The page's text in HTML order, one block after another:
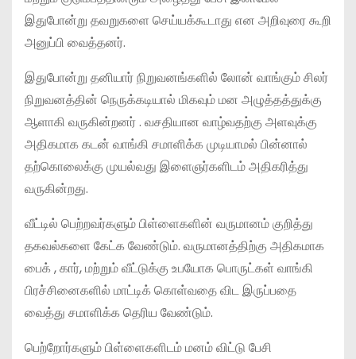
இதுபோன்று தவறுகளை செய்யக்கூடாது என அறிவுரை கூறி
அனுப்பி வைத்தனர்.
இதுபோன்று தனியார் நிறுவனங்களில் லோன் வாங்கும் சிலர்
நிறுவனத்தின் நெருக்கடியால் மிகவும் மன அழுத்தத்துக்கு
ஆளாகி வருகின்றனர் . வசதியான வாழ்வதற்கு அளவுக்கு
அதிகமாக கடன் வாங்கி சமாளிக்க முடியாமல் பின்னால்
தற்கொலைக்கு முயல்வது இளைஞர்களிடம் அதிகரித்து
வருகின்றது.
வீட்டில் பெற்றவர்களும் பிள்ளைகளின் வருமானம் குறித்து
தகவல்களை கேட்க வேண்டும். வருமானத்திற்கு அதிகமாக
பைக் , கார், மற்றும் வீட்டுக்கு உபயோக பொருட்கள் வாங்கி
பிரச்சினைகளில் மாட்டிக் கொள்வதை விட இருப்பதை
வைத்து சமாளிக்க தெரிய வேண்டும்.
பெற்றோர்களும் பிள்ளைகளிடம் மனம் விட்டு பேசி